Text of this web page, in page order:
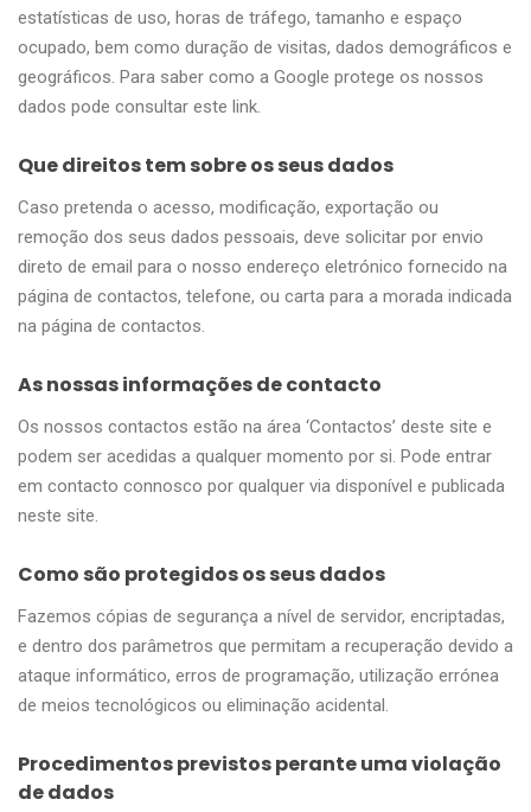
estatísticas de uso, horas de tráfego, tamanho e espaço
ocupado, bem como duração de visitas, dados demográficos e
geográficos. Para saber como a Google protege os nossos
dados pode consultar este link.
Que direitos tem sobre os seus dados
Caso pretenda o acesso, modificação, exportação ou
remoção dos seus dados pessoais, deve solicitar por envio
direto de email para o nosso endereço eletrónico fornecido na
página de contactos, telefone, ou carta para a morada indicada
na página de contactos.
As nossas informações de contacto
Os nossos contactos estão na área ‘Contactos’ deste site e
podem ser acedidas a qualquer momento por si. Pode entrar
em contacto connosco por qualquer via disponível e publicada
neste site.
Como são protegidos os seus dados
Fazemos cópias de segurança a nível de servidor, encriptadas,
e dentro dos parâmetros que permitam a recuperação devido a
ataque informático, erros de programação, utilização errónea
de meios tecnológicos ou eliminação acidental.
Procedimentos previstos perante uma violação
de dados